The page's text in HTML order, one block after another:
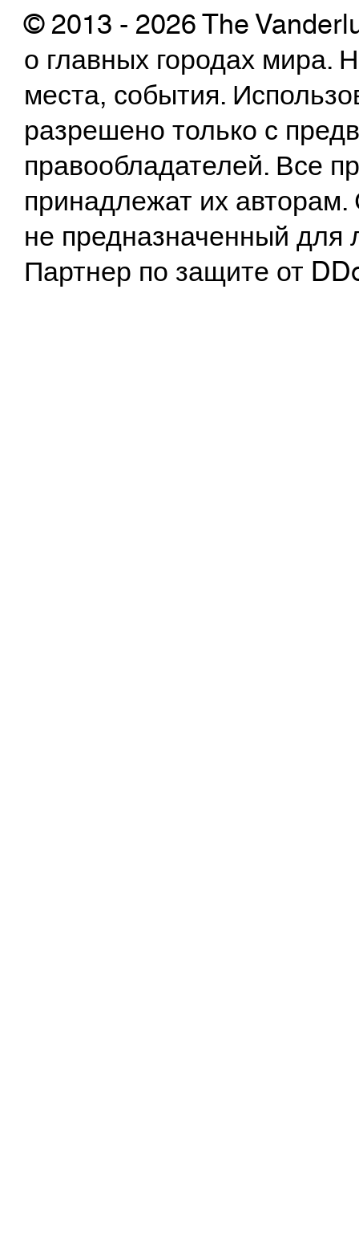
© 2013 - 2026 The
о главных городах
места, события.
разрешено только с
правообладателей. Все
принадлежат их
не предназначенный
Партнер по защите от